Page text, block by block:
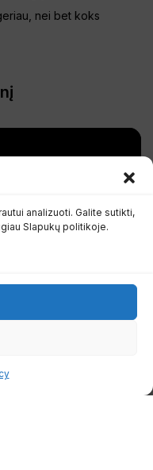
analizuoti. Galite sutikti,
Slapukų politikoje.
nei bet koks